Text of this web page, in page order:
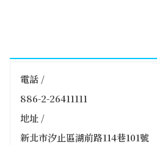
電話 /
886-2-26411111
地址 /
新北市汐止區湖前路114巷101號